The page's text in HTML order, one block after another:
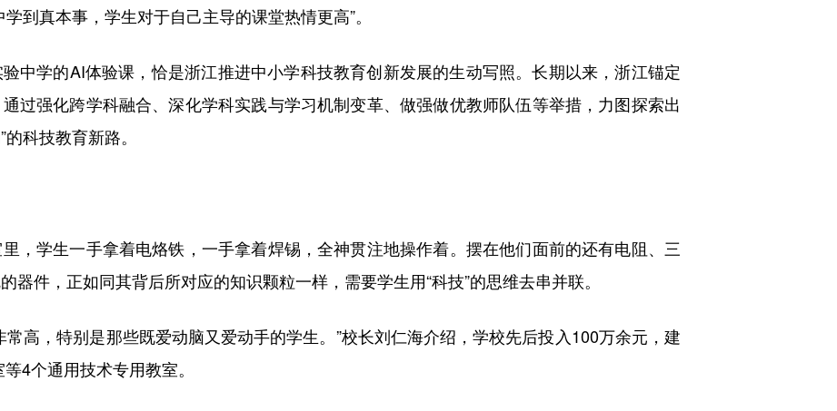
到真本事，学生对于自己主导的课堂热情更高”。
学的AI体验课，恰是浙江推进中小学科技教育创新发展的生动写照。长期以来，浙江锚定
过强化跨学科融合、深化学科实践与学习机制变革、做强做优教师队伍等举措，力图探索出
科技教育新路。
学生一手拿着电烙铁，一手拿着焊锡，全神贯注地操作着。摆在他们面前的还有电阻、三
器件，正如同其背后所对应的知识颗粒一样，需要学生用“科技”的思维去串并联。
高，特别是那些既爱动脑又爱动手的学生。”校长刘仁海介绍，学校先后投入100万余元，建
4个通用技术专用教室。